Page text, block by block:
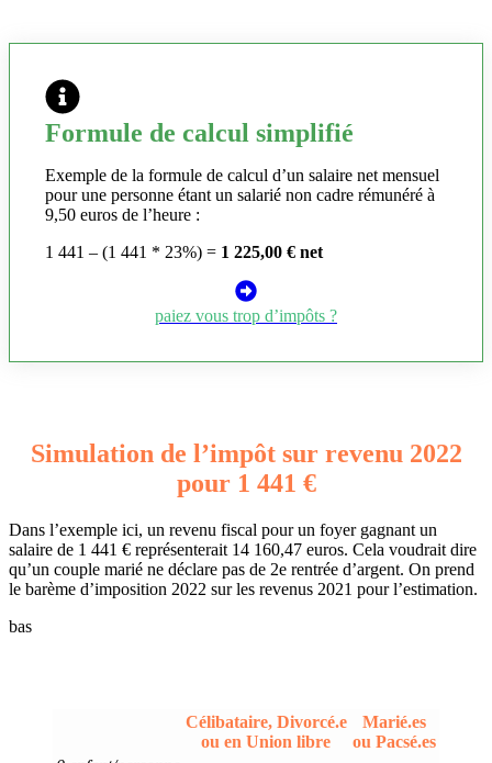
Formule de calcul simplifié
Exemple de la formule de calcul d’un salaire net mensuel
pour une personne étant un salarié non cadre rémunéré à
9,50 euros de l’heure :
1 441 – (1 441 * 23%) = 1 225,00 € net
paiez vous trop d’impôts ?
Simulation de l’impôt sur revenu 2022
pour 1 441 €
Dans l’exemple ici, un revenu fiscal pour un foyer gagnant un
salaire de 1 441 € représenterait 14 160,47 euros. Cela voudrait dire
qu’un couple marié ne déclare pas de 2e rentrée d’argent. On prend
le barème d’imposition 2022 sur les revenus 2021 pour l’estimation.
bas
Célibataire, Divorcé.e
ou en Union libre
Marié.es
ou Pacsé.es